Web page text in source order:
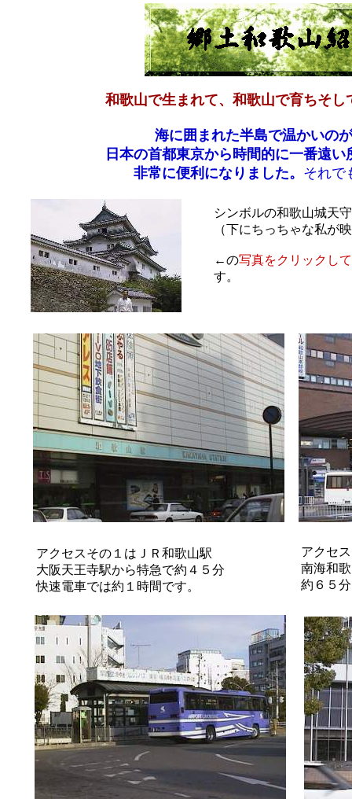
和歌山で生まれて、和歌山で育ちそし
海に囲まれた半島で温かいの
日本の首都東京から時間的に一番遠
非常に便利になりました。 それで
シンボルの和歌山城天
（下にちっちゃな私が
←の写真をクリックし
す。
アクセスその１はＪＲ和歌山駅
大阪天王寺駅から特急で約４５分
快速電車では約１時間です。
アクセ
南海和
約６５